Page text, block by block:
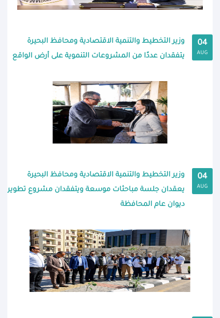
04
AUG
وزير التخطيط والتنمية الاقتصادية ومحافظ البحيرة
يتفقدان عددًا من المشروعات التنموية على أرض الواقع
04
AUG
وزير التخطيط والتنمية الاقتصادية ومحافظ البحيرة
يعقدان جلسة مباحثات موسعة ويتفقدان مشروع تطوير
ديوان عام المحافظة